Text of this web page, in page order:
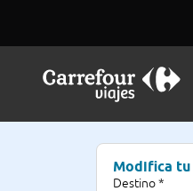
Modifica tu
Destino *